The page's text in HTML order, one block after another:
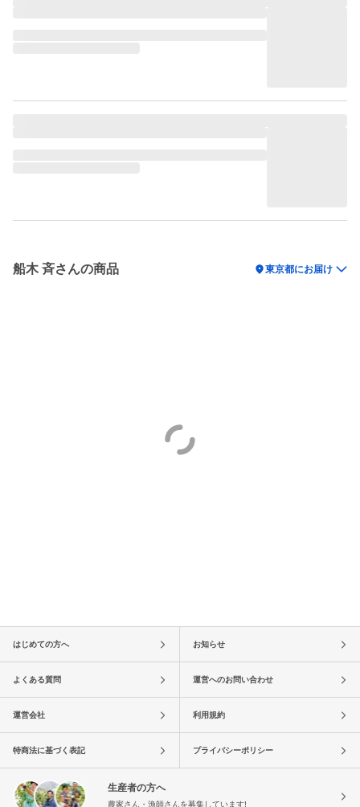
船木 斉さんの商品 location_on東京都にお届け
はじめての方へ お知らせ
よくある質問 運営へのお問い合わせ
運営会社 利用規約
特商法に基づく表記 プライバシーポリシー
生産者の方へ
農家さん・漁師さんを募集しています!